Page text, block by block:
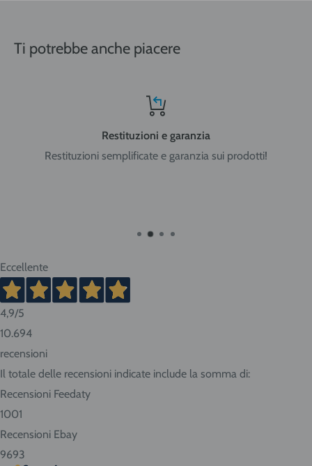
Adige, Lombardia, Emilia Romagna, Piemonte, Liguria, Val
d'Aosta, Toscana, Marche, Umbria, Lazio, Abruzzo.
Sud: Molise, Campania, Basilicata, Puglia, Calabria
Isole: Sicilia, Sardegna.
vanno dai 2 ai 10 giorni lavorativi. Tempi più brevi per Nord
Italia, tempi più lunghi per Sud e isole.
Consigliamo sempre di contattarci prima di effettuare la
prenotazione per conoscere in anticipo i tempi di consegna.
Se abiti nella nostra zona ritira i prodotti direttamente
presso il negozio! Seleziona "Ritiro" al momento del
checkout dell'ordine e vieni in Via Giovanni da Udine, 40 -
San Giorgio di Nogaro (UD) 33058.
Ti potrebbe anche piacere
Restituzioni e garanzia
Restituzioni semplificate e garanzia sui prodotti!
Eccellente
4,9/5
10.694
recensioni
Il totale delle recensioni indicate include la somma di:
Recensioni Feedaty
1001
Recensioni Ebay
9693